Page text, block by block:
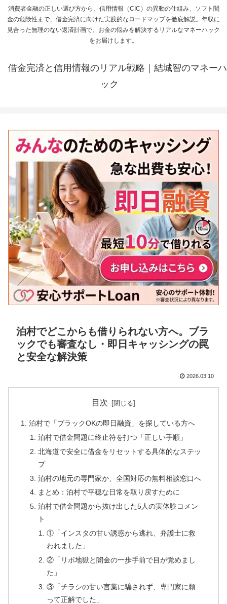
消費者金融の正しい選び方から、信用情報（CIC）の異動の仕組み、ソフト闇
金の危険性まで、借金完済に向けた実践的なロードマップを徹底解説。年収に
見合った無理のない返済計画で、お金の悩みを解決するリアルなマネーハック
をお届けします。
借金完済と信用情報のリアル戦略｜結城智のマネーハ
ック
泊村でどこからも借りられない方へ。ブラ
ックでも審査なし・即日キャッシングの罠
と安全な解決策
2026.03.10
目次
泊村で「ブラックOKの即日融資」を探している方へ
泊村で借金問題に終止符を打つ「正しい手順」
北海道で安全に借金をリセットする具体的なステッ
プ
泊村の地元の専門家か、全国対応の無料相談窓口へ
まとめ：泊村で平穏な日常を取り戻すために
泊村で借金問題から抜け出した5人の実体験コメン
ト
①「インスタの甘い誘惑から逃れ、弁護士に救
われました」
②「リボ地獄と闇金の一歩手前で目が覚めまし
た」
③「チラシの甘い言葉に騙されず、専門家に頼
って正解でした」